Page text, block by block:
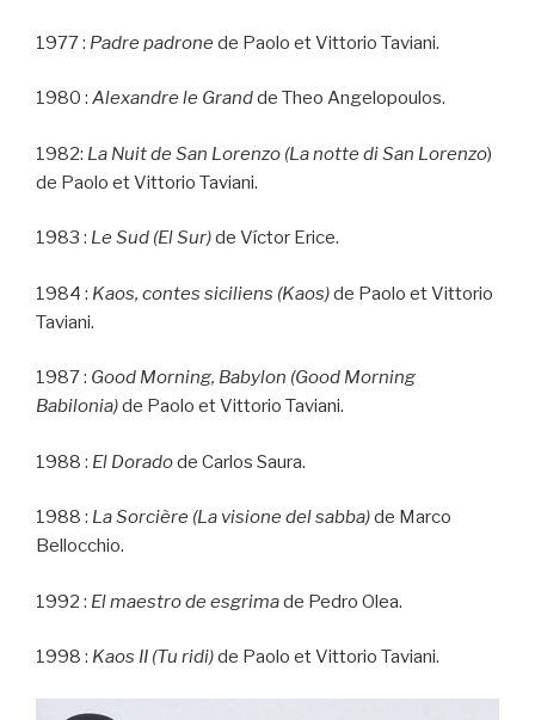
1977 : Padre padrone de Paolo et Vittorio Taviani.
1980 : Alexandre le Grandde Theo Angelopoulos.
1982: La Nuit de San Lorenzo (La notte di San Lorenzo)
de Paolo et Vittorio Taviani.
1983 : Le Sud (El Sur)de Víctor Erice.
1984 : Kaos, contes siciliens (Kaos)de Paolo et Vittorio
Taviani.
1987 : Good Morning, Babylon (Good Morning
Babilonia)de Paolo et Vittorio Taviani.
1988 : El Doradode Carlos Saura.
1988 : La Sorcière (La visione del sabba)de Marco
Bellocchio.
1992 : El maestro de esgrimade Pedro Olea.
1998 : Kaos II (Tu ridi)de Paolo et Vittorio Taviani.